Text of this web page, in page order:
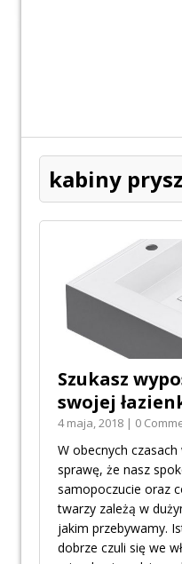
kabiny
Szukasz
swojej
4 maja, 2018 | 0
W obecnych
sprawę, że nasz
samopoczucie oraz
twarzy zależą w
jakim przebywamy.
dobrze czuli się we